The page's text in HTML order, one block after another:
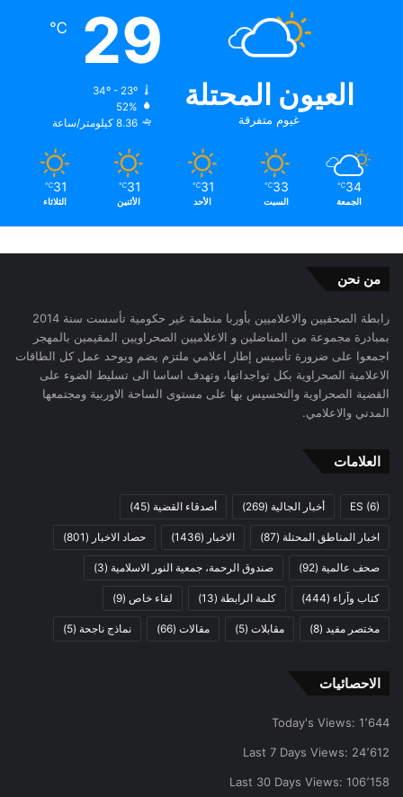
العيون المحتلة
غيوم متفرقة
29
℃
34º - 23º
52%
8.36 كيلومتر/ساعة
34
℃
الجمعة
33
℃
السبت
31
℃
الأحد
31
℃
الأثنين
31
℃
الثلاثاء
من نحن
رابطة الصحفيين والاعلاميين بأوربا منظمة غير حكومية تأسست سنة 2014
بمبادرة مجموعة من المناضلين و الاعلاميين الصحراويين المقيمين بالمهجر
اجمعوا على ضرورة تأسيس إطار اعلامي ملتزم يضم ويوحد عمل كل الطاقات
الاعلامية الصحراوية بكل تواجداتها، وتهدف اساسا الى تسليط الضوء على
القضية الصحراوية والتحسيس بها على مستوى الساحة الاوربية ومجتمعها
المدني والاعلامي.
العلامات
ES (6) أخبار الجالية (269) أصدقاء القضية (45)
اخبار المناطق المحتلة (87) الاخبار (1436) حصاد الاخبار (801)
صحف عالمية (92) صندوق الرحمة، جمعية النور الاسلامية (3)
كتاب وآراء (444) كلمة الرابطة (13) لقاء خاص (9)
مختصر مفيد (8) مقابلات (5) مقالات (66) نماذج ناجحة (5)
الاحصائيات
Today's Views: 1٬644
Last 7 Days Views: 24٬612
Last 30 Days Views: 106٬158